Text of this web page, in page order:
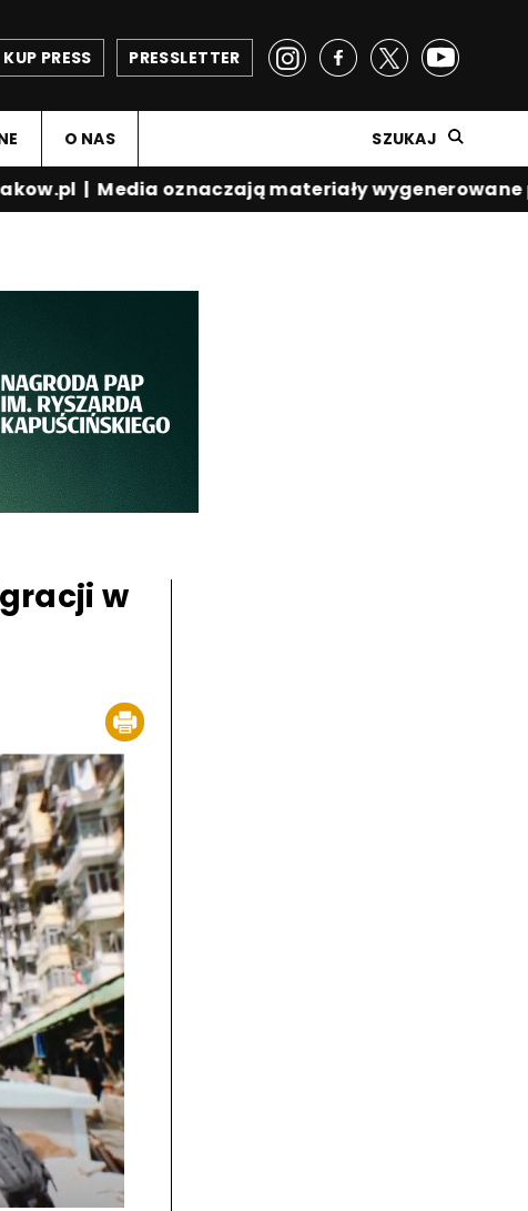
PRESSLETTER
KUP PRESS
O NAS SZUKAJ
|Media oznaczają materiały wygenerowane
w